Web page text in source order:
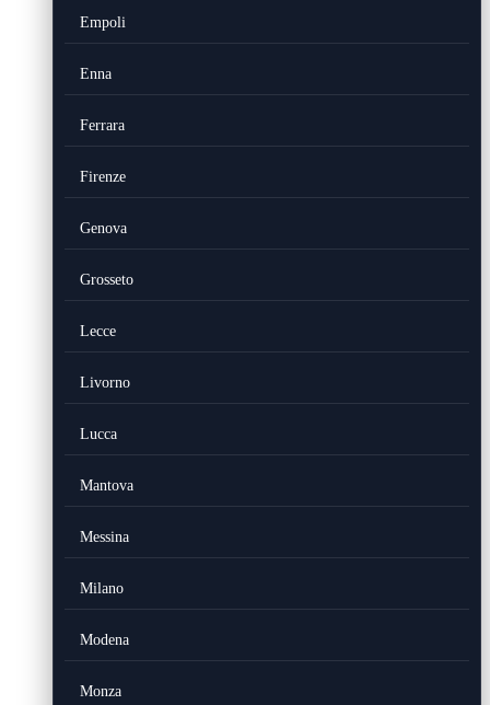
Empoli
Enna
Ferrara
Firenze
Genova
Grosseto
Lecce
Livorno
Lucca
Mantova
Messina
Milano
Modena
Monza